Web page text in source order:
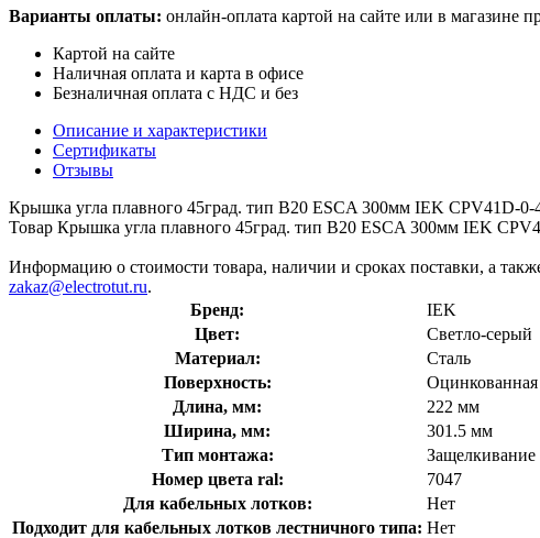
Варианты оплаты: онлайн-оплата картой на сайте или в магазине
Картой на сайте
Наличная оплата и карта в офисе
Безналичная оплата с НДС и без
Описание и характеристики
Сертификаты
Отзывы
Крышка угла плавного 45град. тип В20 ESCA 300мм IEK CPV41D-
Товар Крышка угла плавного 45град. тип В20 ESCA 300мм IEK
Информацию о стоимости товара, наличии и сроках поставки, а
zakaz@electrotut.ru.
Бренд:
IEK
Цвет:
Светло-серый
Материал:
Сталь
Поверхность:
Длина, мм:
222 мм
Ширина, мм:
301.5 мм
Тип монтажа:
Защелкивание
Номер цвета ral:
7047
Для кабельных лотков:
Нет
Подходит для кабельных лотков лестничного типа: Нет